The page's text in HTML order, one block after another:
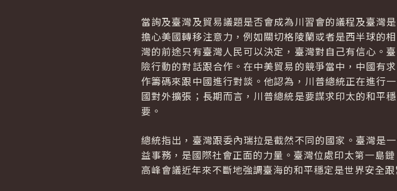
當詢及臺灣及貿易議題是否會成為川習會的議程及臺灣
擔心美國轉移注意力，例如關切格陵蘭或者是西半球的
灣的前途只有臺灣人民可以決定，臺灣對自己有信心。
險行動的對話跟合作。在中美貿易的競爭當中，中國有
作籌碼來跟中國進行對談。他認為，川普總統正在進行
國對外擴張；長期而言，川普總統是要謀求印太的和平
要。
總統指出，臺灣跟委內瑞拉是截然不同的國家。臺灣是
益事務，是國際社會正面的力量。臺灣位處印太第一島
高峰會議近年來不斷地強調臺海的和平穩定是世界安全跟